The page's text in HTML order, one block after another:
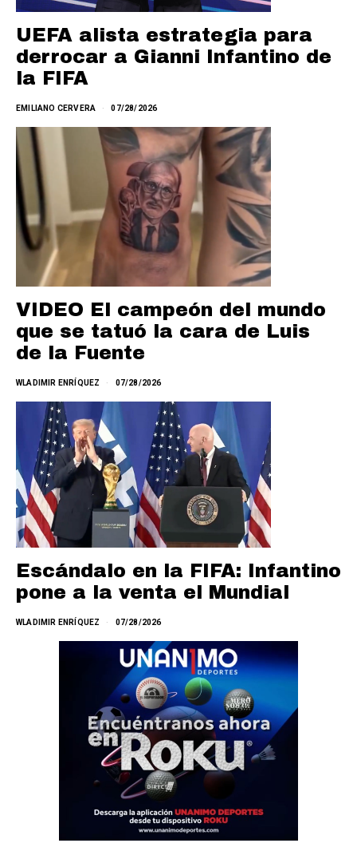
UEFA alista estrategia para
derrocar a Gianni Infantino de
la FIFA
EMILIANO CERVERA 07/28/2026
VIDEO El campeón del mundo
que se tatuó la cara de Luis
de la Fuente
WLADIMIR ENRÍQUEZ 07/28/2026
Escándalo en la FIFA: Infantino
pone a la venta el Mundial
WLADIMIR ENRÍQUEZ 07/28/2026